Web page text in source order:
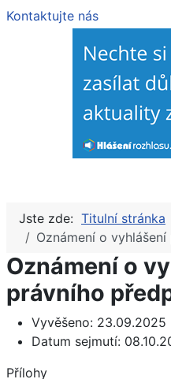
Kontaktujte nás
Jste zde: Titulní stránka
Oznámení o
Oznámení o
právního
Vyvěšeno: 23.09.2025
Datum sejmutí:
Přílohy